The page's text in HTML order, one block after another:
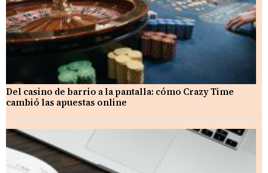
Del casino de barrio a la pantalla: cómo Crazy Time
cambió las apuestas online